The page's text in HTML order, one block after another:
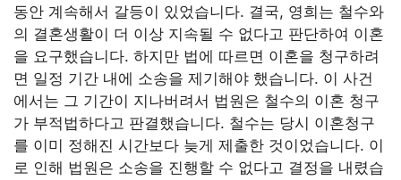
동안 계속해서 갈등이 있었습니다. 결국, 영희는 철수와
의 결혼생활이 더 이상 지속될 수 없다고 판단하여 이혼
을 요구했습니다. 하지만 법에 따르면 이혼을 청구하려
면 일정 기간 내에 소송을 제기해야 했습니다. 이 사건
에서는 그 기간이 지나버려서 법원은 철수의 이혼 청구
가 부적법하다고 판결했습니다. 철수는 당시 이혼청구
를 이미 정해진 시간보다 늦게 제출한 것이었습니다. 이
로 인해 법원은 소송을 진행할 수 없다고 결정을 내렸습